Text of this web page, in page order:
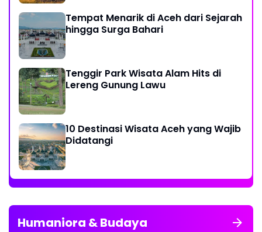
Tempat Menarik di Aceh dari Sejarah
hingga Surga Bahari
Tenggir Park Wisata Alam Hits di
Lereng Gunung Lawu
10 Destinasi Wisata Aceh yang Wajib
Didatangi
Humaniora & Budaya